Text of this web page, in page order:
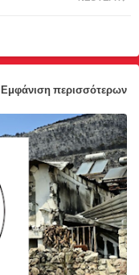
Εμφάνιση περισσότερων